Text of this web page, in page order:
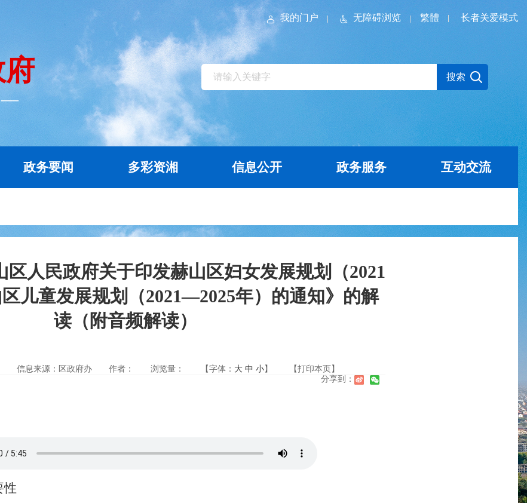
长者关爱模式
我的门户 无障碍浏览 繁體
―
政务要闻 多彩资湘 信息公开 政务服务 互动交流
区人民政府关于印发赫山区妇女发展规划（2021
儿童发展规划（2021—2025年）的通知》的解
读（附音频解读）
信息来源：区政府办 作者： 浏览量： 【字体： 大 中 小】
【打印本页】
分享到：
性